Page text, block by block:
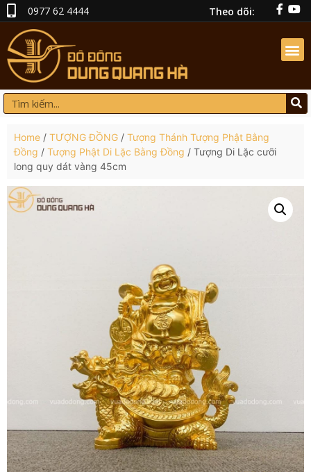
0977 62 4444 Theo dõi:
Home / TƯỢNG ĐỒNG / Tượng Thánh Tượng Phật Bằng
Đồng / Tượng Phật Di Lặc Bằng Đồng / Tượng Di Lặc cưỡi
long quy dát vàng 45cm